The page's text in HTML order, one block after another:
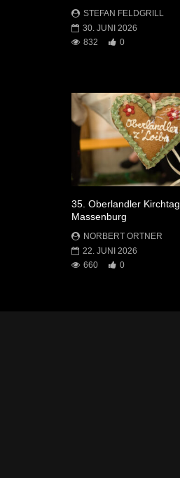
STEFAN FELDGRILL
30. JUNI 2026
832
0
35. Oberlandler Kirchtag
Massenburg
NORBERT ORTNER
22. JUNI 2026
660
0